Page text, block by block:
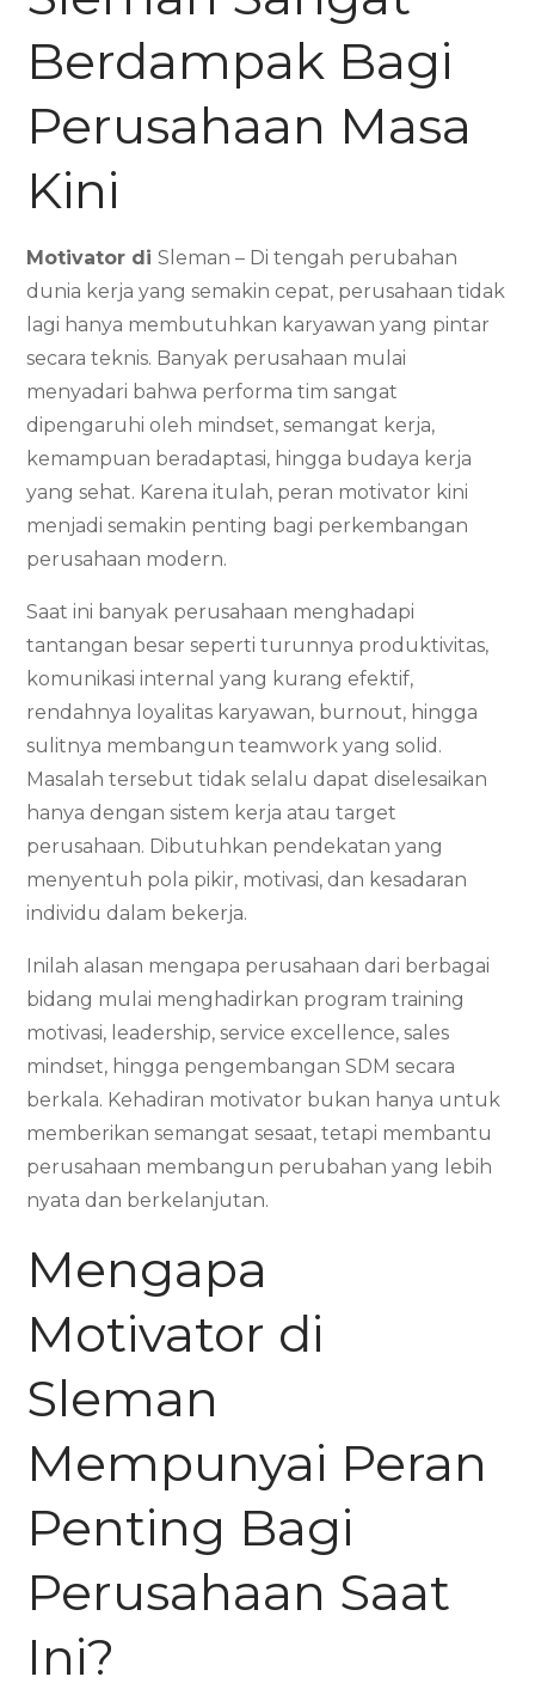
Berdampak Bagi
Perusahaan Masa
Kini
Motivator diSleman – Di tengah perubahan
dunia kerja yang semakin cepat, perusahaan tidak
lagi hanya membutuhkan karyawan yang pintar
secara teknis. Banyak perusahaan mulai
menyadari bahwa performa tim sangat
dipengaruhi oleh mindset, semangat kerja,
kemampuan beradaptasi, hingga budaya kerja
yang sehat. Karena itulah, peran motivator kini
menjadi semakin penting bagi perkembangan
perusahaan modern.
Saat ini banyak perusahaan menghadapi
tantangan besar seperti turunnya produktivitas,
komunikasi internal yang kurang efektif,
rendahnya loyalitas karyawan, burnout, hingga
sulitnya membangun teamwork yang solid.
Masalah tersebut tidak selalu dapat diselesaikan
hanya dengan sistem kerja atau target
perusahaan. Dibutuhkan pendekatan yang
menyentuh pola pikir, motivasi, dan kesadaran
individu dalam bekerja.
Inilah alasan mengapa perusahaan dari berbagai
bidang mulai menghadirkan program training
motivasi, leadership, service excellence, sales
mindset, hingga pengembangan SDM secara
berkala. Kehadiran motivator bukan hanya untuk
memberikan semangat sesaat, tetapi membantu
perusahaan membangun perubahan yang lebih
nyata dan berkelanjutan.
Mengapa
Motivator di
Sleman
Mempunyai Peran
Penting Bagi
Perusahaan Saat
Ini?